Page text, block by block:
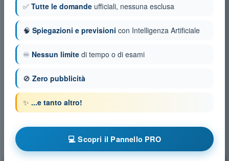
✅ Tutte le domande ufficiali, nessuna esclusa
🧠 Spiegazioni e previsioni con Intelligenza Artificiale
♾️ Nessun limite di tempo o di esami
🚫 Zero pubblicità
✨ ...e tanto altro!
💻 Scopri il Pannello PRO